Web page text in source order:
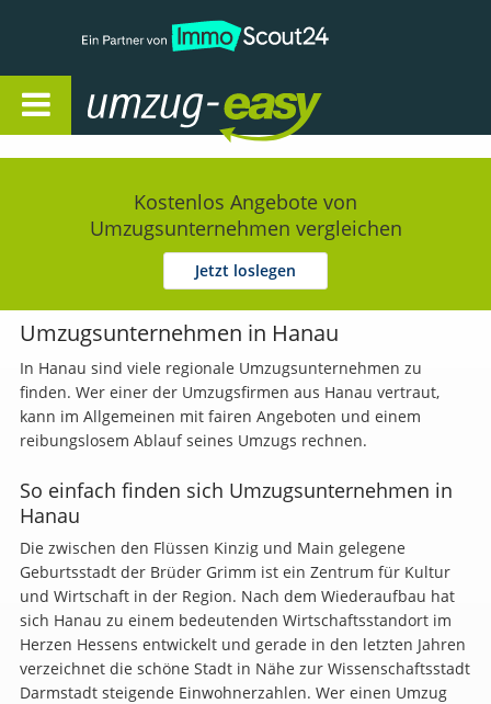
Kostenlos Angebote von
Umzugsunternehmen vergleichen
Jetzt loslegen
Umzugsunternehmen in Hanau
In Hanau sind viele regionale Umzugsunternehmen zu
finden. Wer einer der Umzugsfirmen aus Hanau vertraut,
kann im Allgemeinen mit fairen Angeboten und einem
reibungslosem Ablauf seines Umzugs rechnen.
So einfach finden sich Umzugsunternehmen in
Hanau
Die zwischen den Flüssen Kinzig und Main gelegene
Geburtsstadt der Brüder Grimm ist ein Zentrum für Kultur
und Wirtschaft in der Region. Nach dem Wiederaufbau hat
sich Hanau zu einem bedeutenden Wirtschaftsstandort im
Herzen Hessens entwickelt und gerade in den letzten Jahren
verzeichnet die schöne Stadt in Nähe zur Wissenschaftsstadt
Darmstadt steigende Einwohnerzahlen. Wer einen Umzug